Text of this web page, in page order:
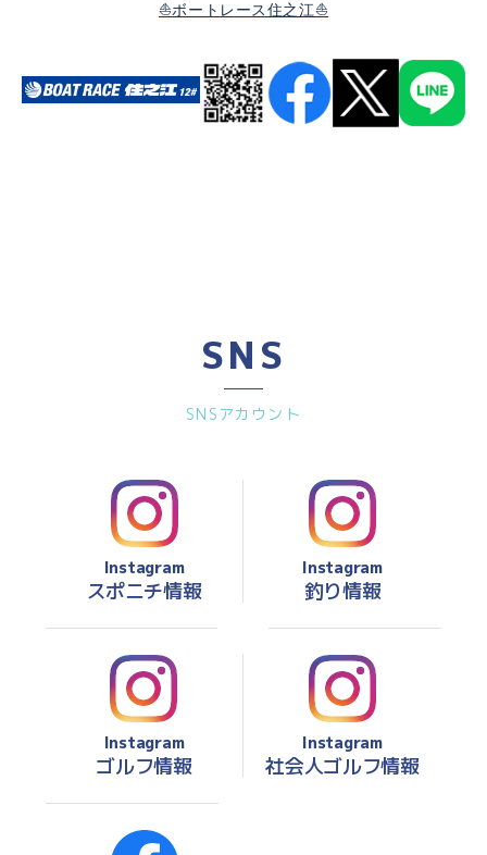
⛵ボートレース住之江⛵
SNS
SNSアカウント
Instagram
スポニチ情報
Instagram
釣り情報
Instagram
ゴルフ情報
Instagram
社会人ゴルフ情報